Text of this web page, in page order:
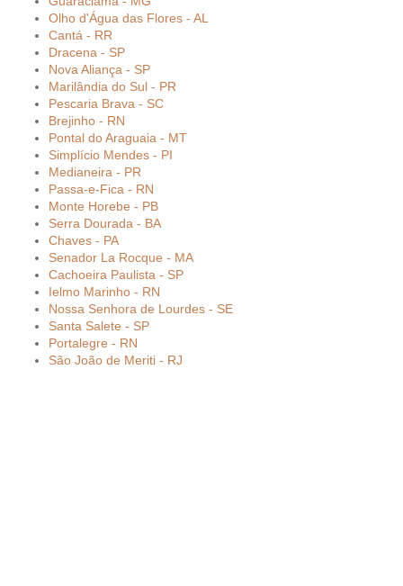
Olho d'Água das Flores - AL
Cantá - RR
Dracena - SP
Nova Aliança - SP
Marilândia do Sul - PR
Pescaria Brava - SC
Brejinho - RN
Pontal do Araguaia - MT
Simplício Mendes - PI
Medianeira - PR
Passa-e-Fica - RN
Monte Horebe - PB
Serra Dourada - BA
Chaves - PA
Senador La Rocque - MA
Cachoeira Paulista - SP
Ielmo Marinho - RN
Nossa Senhora de Lourdes - SE
Santa Salete - SP
Portalegre - RN
São João de Meriti - RJ